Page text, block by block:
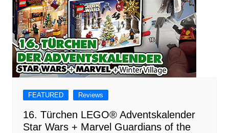
FEATURED Reviews
16. Türchen LEGO® Adventskalender
Star Wars + Marvel Guardians of the